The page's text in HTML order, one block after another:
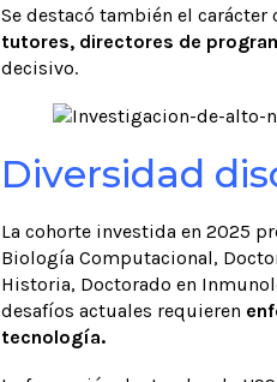
Se destacó también el
tutores, directores de
decisivo.
Diversidad
La cohorte investida en 2025
Biología Computacional,
Historia, Doctorado en
desafíos actuales requieren
tecnología.